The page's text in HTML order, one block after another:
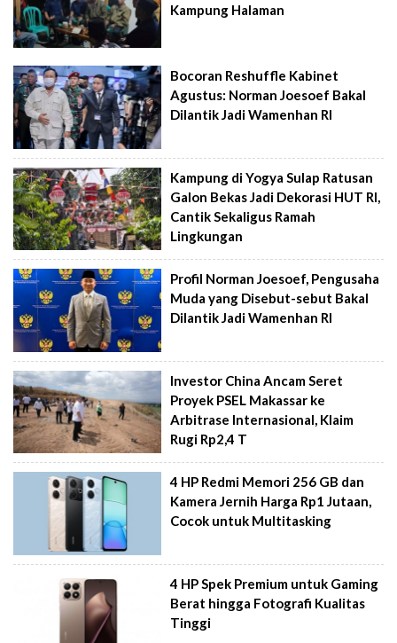
Kampung Halaman
Bocoran Reshuffle Kabinet
Agustus: Norman Joesoef Bakal
Dilantik Jadi Wamenhan RI
Kampung di Yogya Sulap Ratusan
Galon Bekas Jadi Dekorasi HUT RI,
Cantik Sekaligus Ramah
Lingkungan
Profil Norman Joesoef, Pengusaha
Muda yang Disebut-sebut Bakal
Dilantik Jadi Wamenhan RI
Investor China Ancam Seret
Proyek PSEL Makassar ke
Arbitrase Internasional, Klaim
Rugi Rp2,4 T
4 HP Redmi Memori 256 GB dan
Kamera Jernih Harga Rp1 Jutaan,
Cocok untuk Multitasking
4 HP Spek Premium untuk Gaming
Berat hingga Fotografi Kualitas
Tinggi